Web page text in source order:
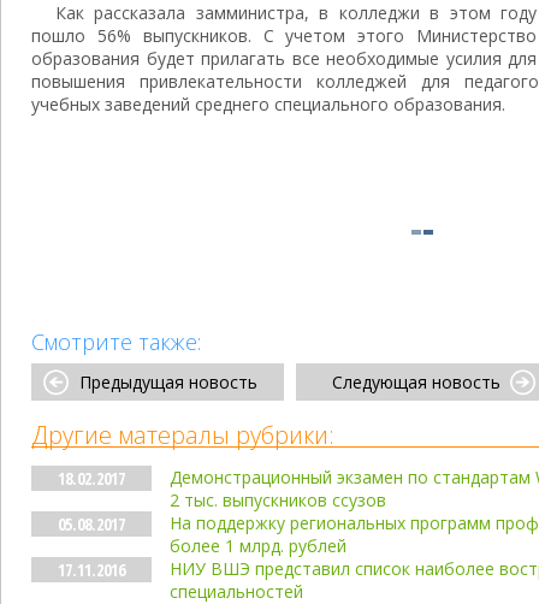
Как рассказала замминистра, в колледжи в этом году
пошло 56% выпускников. С учетом этого Министерство
образования будет прилагать все необходимые усилия для
повышения привлекательности колледжей для
учебных заведений среднего специального образования.
Смотрите также:
Предыдущая новость Следующая новость
Другие матералы рубрики:
18.02.2017
Демонстрационный экзамен по стандартам
2 тыс. выпускников ссузов
05.08.2017
На поддержку региональных программ
более 1 млрд. рублей
17.11.2016
НИУ ВШЭ представил список наиболее
специальностей